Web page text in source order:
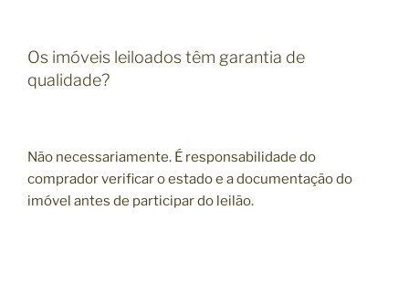
Os imóveis leiloados têm garantia de
qualidade?
Não necessariamente. É responsabilidade do
comprador verificar o estado e a documentação do
imóvel antes de participar do leilão.